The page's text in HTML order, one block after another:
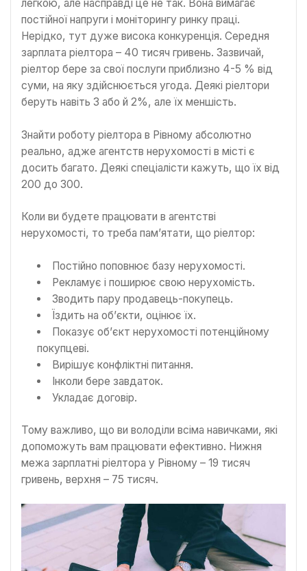
легкою, але насправді це не так. Вона вимагає
постійної напруги і моніторингу ринку праці.
Нерідко, тут дуже висока конкуренція. Середня
зарплата ріелтора – 40 тисяч гривень. Зазвичай,
ріелтор бере за свої послуги приблизно 4-5 % від
суми, на яку здійснюється угода. Деякі ріелтори
беруть навіть 3 або й 2%, але їх меншість.
Знайти роботу ріелтора в Рівному абсолютно
реально, адже агентств нерухомості в місті є
досить багато. Деякі спеціалісти кажуть, що їх від
200 до 300.
Коли ви будете працювати в агентстві
нерухомості, то треба пам’ятати, що ріелтор:
Постійно поповнює базу нерухомості.
Рекламує і поширює свою нерухомість.
Зводить пару продавець-покупець.
Їздить на об’єкти, оцінює їх.
Показує об’єкт нерухомості потенційному
покупцеві.
Вирішує конфліктні питання.
Інколи бере завдаток.
Укладає договір.
Тому важливо, що ви володіли всіма навичками, які
допоможуть вам працювати ефективно. Нижня
межа зарплатні ріелтора у Рівному – 19 тисяч
гривень, верхня – 75 тисяч.